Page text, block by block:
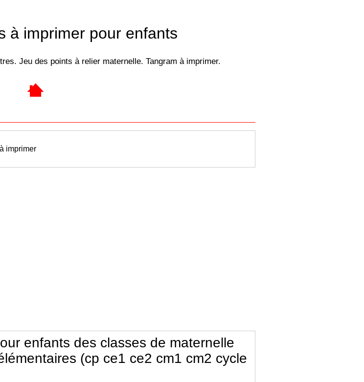
à imprimer pour enfants
Jeu des points à relier maternelle. Tangram à imprimer.
imprimer
enfants des classes de maternelle
(cp ce1 ce2 cm1 cm2 cycle